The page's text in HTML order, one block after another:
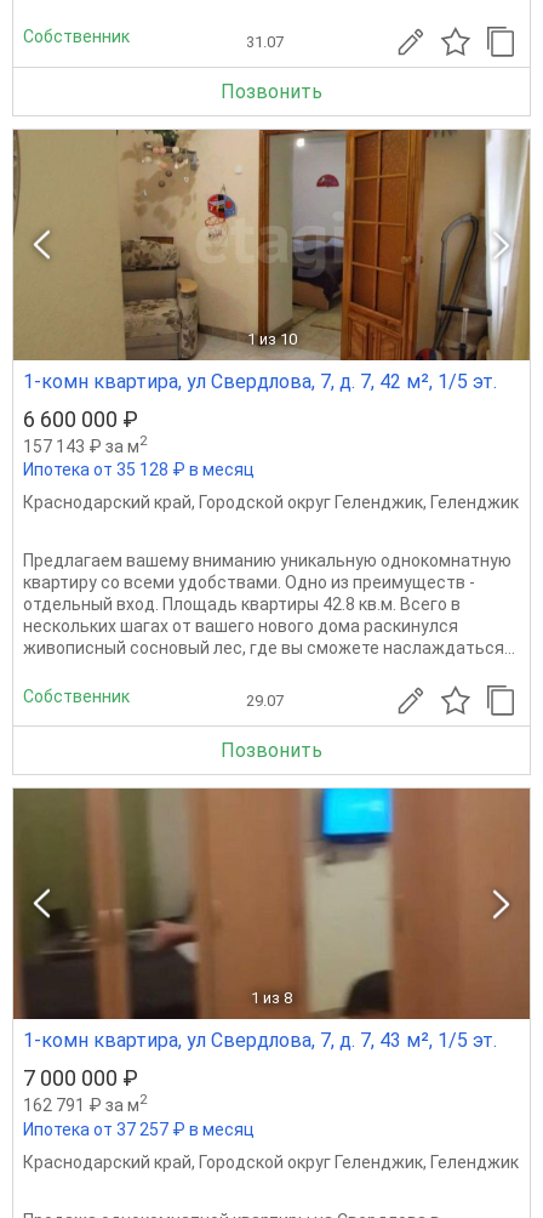
Собственник 31.07
Позвонить
1 из 10
1-комн квартира, ул Свердлова, 7, д. 7, 42 м², 1/5 эт.
6 600 000 ₽
157 143 ₽ за м2
Ипотека от 35 128 ₽ в месяц
Краснодарский край, Городской округ Геленджик, Геленджик
Предлагаем вашему вниманию уникальную однокомнатную
квартиру со всеми удобствами. Одно из преимуществ -
отдельный вход. Площадь квартиры 42.8 кв.м. Всего в
нескольких шагах от вашего нового дома раскинулся
живописный сосновый лес, где вы сможете наслаждаться...
Собственник 29.07
Позвонить
1 из 8
1-комн квартира, ул Свердлова, 7, д. 7, 43 м², 1/5 эт.
7 000 000 ₽
162 791 ₽ за м2
Ипотека от 37 257 ₽ в месяц
Краснодарский край, Городской округ Геленджик, Геленджик